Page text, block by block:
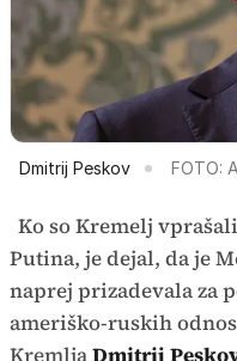
Dmitrij Peskov FOTO:
Ko so Kremelj
Putina, je dejal, da je
naprej prizadevala za
ameriško-ruskih
Kremlja Dmitrij